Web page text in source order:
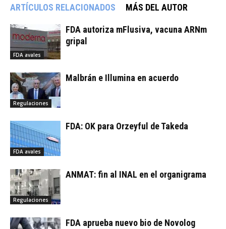
ARTÍCULOS RELACIONADOS MÁS DEL AUTOR
FDA avales
FDA autoriza mFlusiva, vacuna ARNm
gripal
Regulaciones
Malbrán e Illumina en acuerdo
FDA avales
FDA: OK para Orzeyful de Takeda
Regulaciones
ANMAT: fin al INAL en el organigrama
FDA aprueba nuevo bio de Novolog